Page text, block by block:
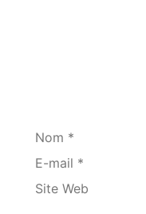
Nom *
E-mail *
Site Web